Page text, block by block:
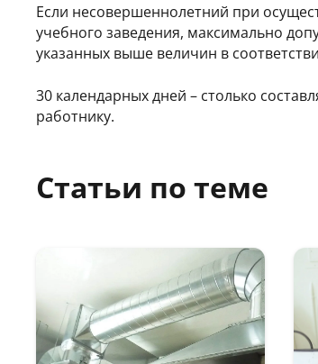
Если несовершеннолетний при
учебного заведения, максимально
указанных выше величин в
30 календарных дней – столько
работнику.
Статьи по теме